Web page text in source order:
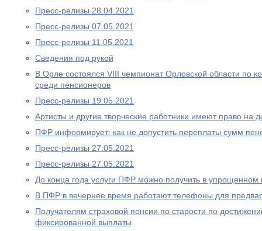
Пресс-релизы 28.04.2021
Пресс-релизы 07.05.2021
Пресс-релизы 11.05.2021
Сведения под рукой
В Орле состоялся VIII чемпионат Орловской области по
среди пенсионеров
Пресс-релизы 19.05.2021
Артисты и другие творческие работники имеют право на
ПФР информирует: как не допустить переплаты сумм
Пресс-релизы 27.05.2021
Пресс-релизы 27.05.2021
До конца года услуги ПФР можно получить в упрощенном
В ПФР в вечернее время работают телефоны для
Получателям страховой пенсии по старости по
фиксированной выплаты